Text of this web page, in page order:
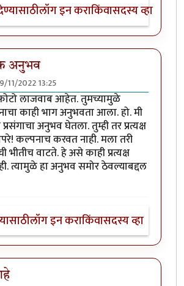
लॉग इन कराकिंवासदस्य व्हा
अनुभव
11/2022 13:25
लाजवाब आहेत. तुमच्यामुळे
काही भाग अनुभवता आला. हो. मी
अनुभव घेतला. तुम्ही तर प्रत्यक्ष
कल्पनाच करवत नाही. मला तरी
भीतीच वाटते. हे असे काही प्रत्यक्ष
त्यामुळे हा अनुभव समोर ठेवल्याबद्दल
लॉग इन कराकिंवासदस्य व्हा